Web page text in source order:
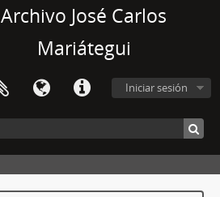
Archivo José Carlos
Mariátegui
Iniciar sesión